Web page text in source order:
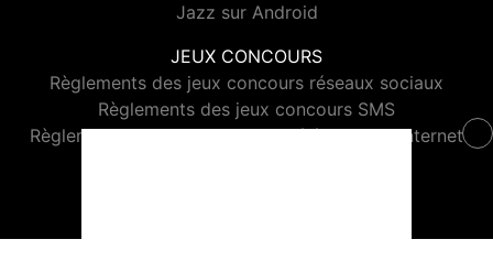
Jazz sur Android
JEUX CONCOURS
Règlements des jeux concours réseaux sociaux
Règlements des jeux concours SMS
Règlements des jeux concours téléphone et internet